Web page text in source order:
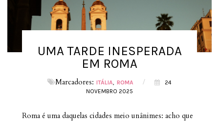
UMA TARDE INESPERADA
EM ROMA
Marcadores: ITÁLIA ROMA /
24
NOVEMBRO 2025
Roma é uma daquelas cidades meio unânimes: acho que